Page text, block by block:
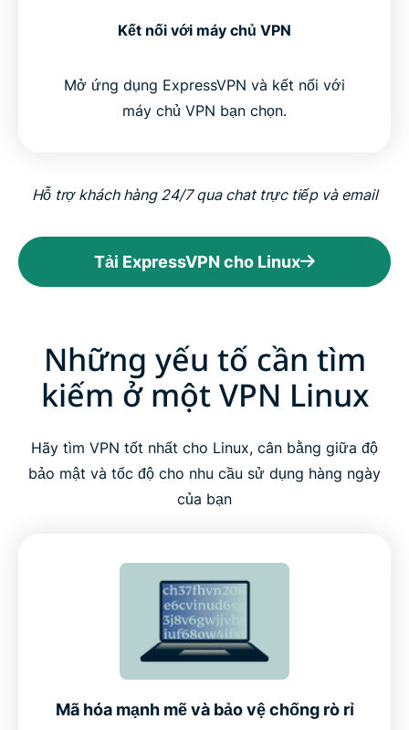
Kết nối với máy chủ VPN
Mở ứng dụng ExpressVPN và kết nối với
máy chủ VPN bạn chọn.
Hỗ trợ khách hàng 24/7 qua chat trực tiếp và email
Tải ExpressVPN cho Linux
Những yếu tố cần tìm
kiếm ở một VPN Linux
Hãy tìm VPN tốt nhất cho Linux, cân bằng giữa độ
bảo mật và tốc độ cho nhu cầu sử dụng hàng ngày
của bạn
Mã hóa mạnh mẽ và bảo vệ chống rò rỉ